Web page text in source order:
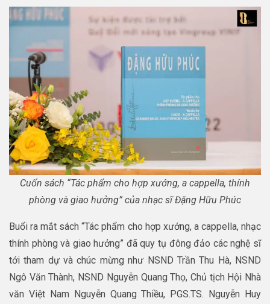
Cuốn sách “Tác phẩm cho hợp xướng, a cappella, thính
phòng và giao hưởng” của nhạc sĩ Đặng Hữu Phúc
Buổi ra mắt sách “Tác phẩm cho hợp xướng, a cappella, nhạc
thính phòng và giao hưởng” đã quy tụ đông đảo các nghệ sĩ
tới tham dự và chúc mừng như NSND Trần Thu Hà, NSND
Ngô Văn Thành, NSND Nguyễn Quang Thọ, Chủ tịch Hội Nhà
văn Việt Nam Nguyễn Quang Thiều, PGS.TS. Nguyễn Huy